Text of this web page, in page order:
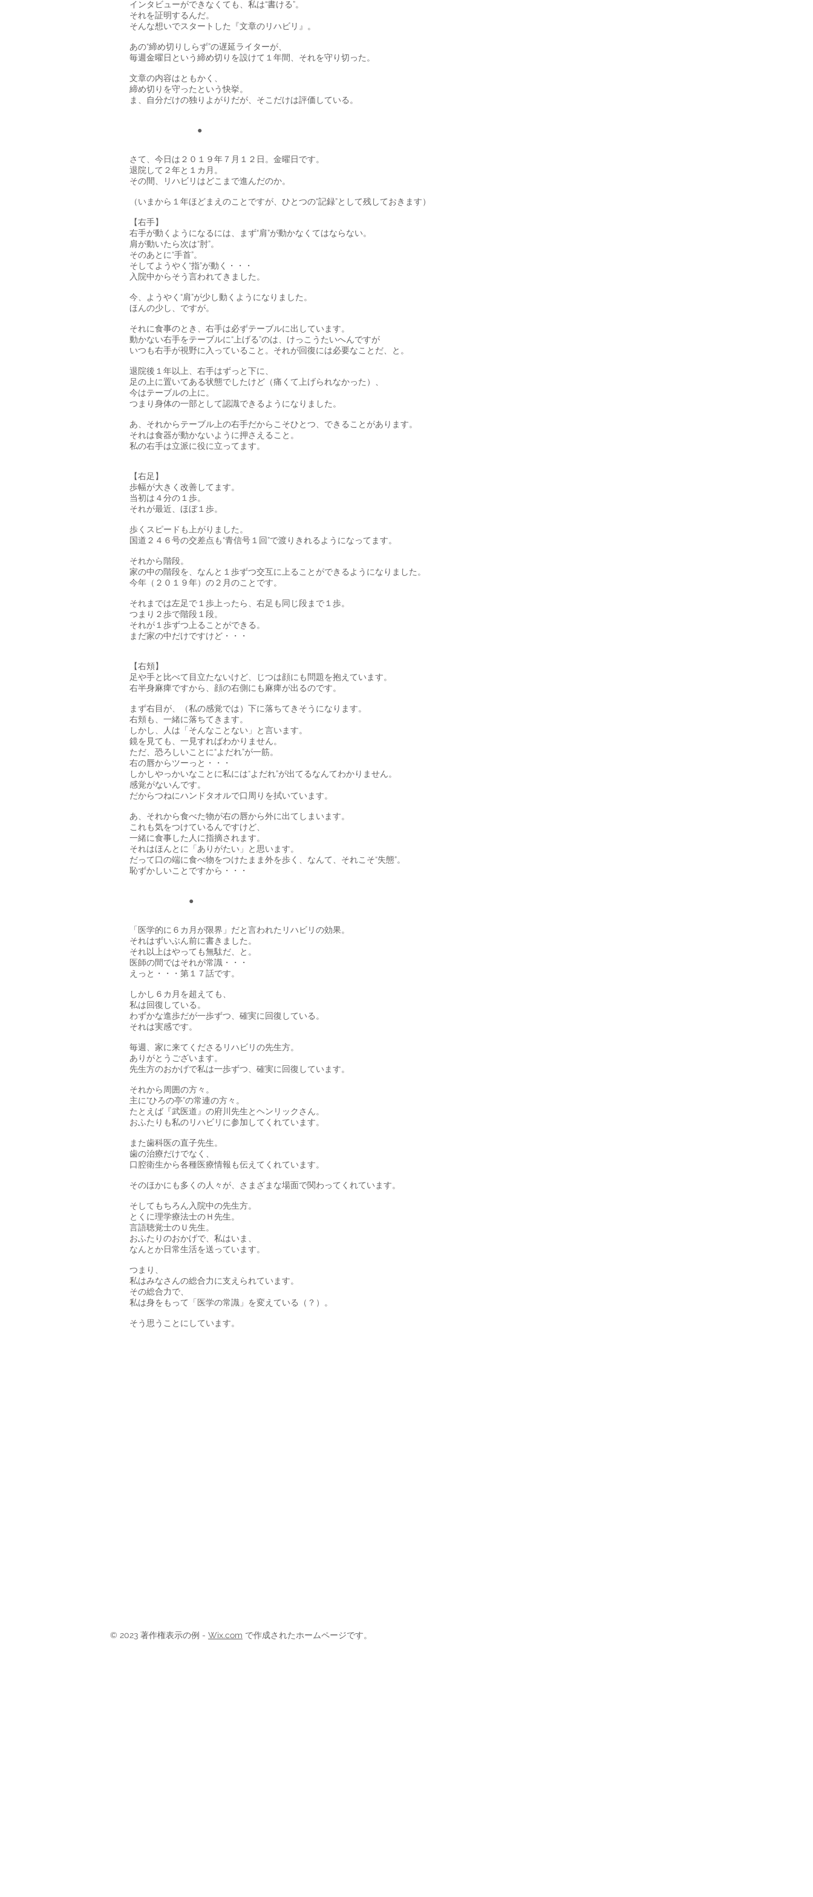
インタビューができなくても、私は“書ける”。
それを証明するんだ。
そんな想いでスタートした『文章のリハビリ』。
あの“締め切りしらず”の遅延ライターが、
毎週金曜日という締め切りを設けて１年間、それを守り切った。
文章の内容はともかく、
締め切りを守ったという快挙。
ま、自分だけの独りよがりだが、そこだけは評価している。
●
さて、今日は２０１９年７月１２日。金曜日です。
退院して２年と１カ月。
その間、リハビリはどこまで進んだのか。
（いまから１年ほどまえのことですが、ひとつの“記録”として残しておきます）
【右手】
右手が動くようになるには、まず“肩”が動かなくてはならない。
肩が動いたら次は“肘”。
そのあとに“手首”。
そしてようやく“指”が動く・・・
入院中からそう言われてきました。
今、ようやく“肩”が少し動くようになりました。
ほんの少し、ですが。
それに食事のとき、右手は必ずテーブルに出しています。
動かない右手をテーブルに“上げる”のは、けっこうたいへんですが
いつも右手が視野に入っていること。それが回復には必要なことだ、と。
退院後１年以上、右手はずっと下に、
足の上に置いてある状態でしたけど（痛くて上げられなかった）、
今はテーブルの上に。
つまり身体の一部として認識できるようになりました。
あ、それからテーブル上の右手だからこそひとつ、できることがあります。
それは食器が動かないように押さえること。
私の右手は立派に役に立ってます。
【右足】
歩幅が大きく改善してます。
当初は４分の１歩。
それが最近、ほぼ１歩。
歩くスピードも上がりました。
国道２４６号の交差点も“青信号１回”で渡りきれるようになってます。
それから階段。
家の中の階段を、なんと１歩ずつ交互に上ることができるようになりました。
今年（２０１９年）の２月のことです。
それまでは左足で１歩上ったら、右足も同じ段まで１歩。
つまり２歩で階段１段。
それが１歩ずつ上ることができる。
まだ家の中だけですけど・・・
【右頬】
足や手と比べて目立たないけど、じつは顔にも問題を抱えています。
右半身麻痺ですから、顔の右側にも麻痺が出るのです。
まず右目が、（私の感覚では）下に落ちてきそうになります。
右頬も、一緒に落ちてきます。
しかし、人は「そんなことない」と言います。
鏡を見ても、一見すればわかりません。
ただ、恐ろしいことに“よだれ”が一筋。
右の唇からツーっと・・・
しかしやっかいなことに私には“よだれ”が出てるなんてわかりません。
感覚がないんです。
だからつねにハンドタオルで口周りを拭いています。
あ、それから食べた物が右の唇から外に出てしまいます。
これも気をつけているんですけど、
一緒に食事した人に指摘されます。
それはほんとに「ありがたい」と思います。
だって口の端に食べ物をつけたまま外を歩く、なんて、それこそ“失態”。
恥ずかしいことですから・・・
​ ●
「医学的に６カ月が限界」だと言われたリハビリの効果。
それはずいぶん前に書きました。
それ以上はやっても無駄だ、と。
​医師の間ではそれが常識・・・
えっと・・・第１７話です。
しかし６カ月を超えても、
私は回復している。
わずかな進歩だが一歩ずつ、確実に回復している。
それは実感です。
毎週、家に来てくださるリハビリの先生方。
ありがとうございます。
先生方のおかげで私は一歩ずつ、確実に回復しています。
それから周囲の方々。
主に“ひろの亭”の常連の方々。
たとえば『武医道』の府川先生とヘンリックさん。
おふたりも私のリハビリに参加してくれています。
また歯科医の直子先生。
歯の治療だけでなく、
口腔衛生から各種医療情報も伝えてくれています。
そのほかにも多くの人々が、さまざまな場面で関わってくれています。
そしてもちろん入院中の先生方。
とくに理学療法士のＨ先生。
言語聴覚士のＵ先生。
おふたりのおかげで、私はいま、
なんとか日常生活を送っています。
つまり、
私はみなさんの総合力に支えられています。
その総合力で、
私は身をもって「医学の常識」を変えている（？）。
そう思うことにしています。
© 2023 著作権表示の例 - Wix.com で作成されたホームページです。